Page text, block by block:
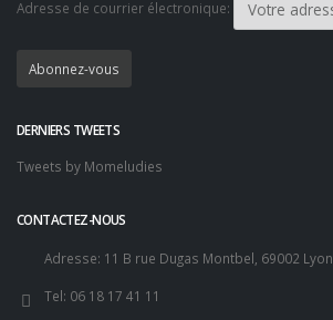
Adresse de courrier électronique:
DERNIERS TWEETS
Tweets by Momeludies
CONTACTEZ-NOUS
Adresse: 11 B rue Dugas Montbel, 69002 Lyon
Tel: 06 18 17 41 11